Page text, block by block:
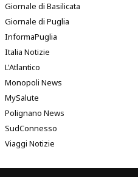
Giornale di Basilicata
Giornale di Puglia
InformaPuglia
Italia Notizie
L'Atlantico
Monopoli News
MySalute
Polignano News
SudConnesso
Viaggi Notizie